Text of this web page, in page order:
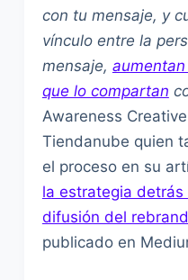
con tu mensaje, y
vínculo entre la
mensaje,
que lo compartan
Awareness
Tiendanube quien
el proceso en su
la estrategia
difusión del
publicado en